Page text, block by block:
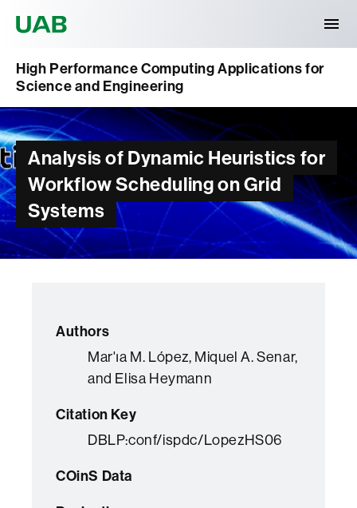
High Performance Computing Applications for
Science and Engineering
Analysis of Dynamic Heuristics for
Workflow Scheduling on Grid
Systems
Authors
Mar'ıa M. López, Miquel A. Senar,
and Elisa Heymann
Citation Key
DBLP:conf/ispdc/LopezHS06
COinS Data